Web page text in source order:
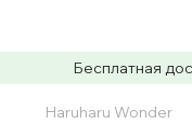
Бесплатная
Haruharu Wonder